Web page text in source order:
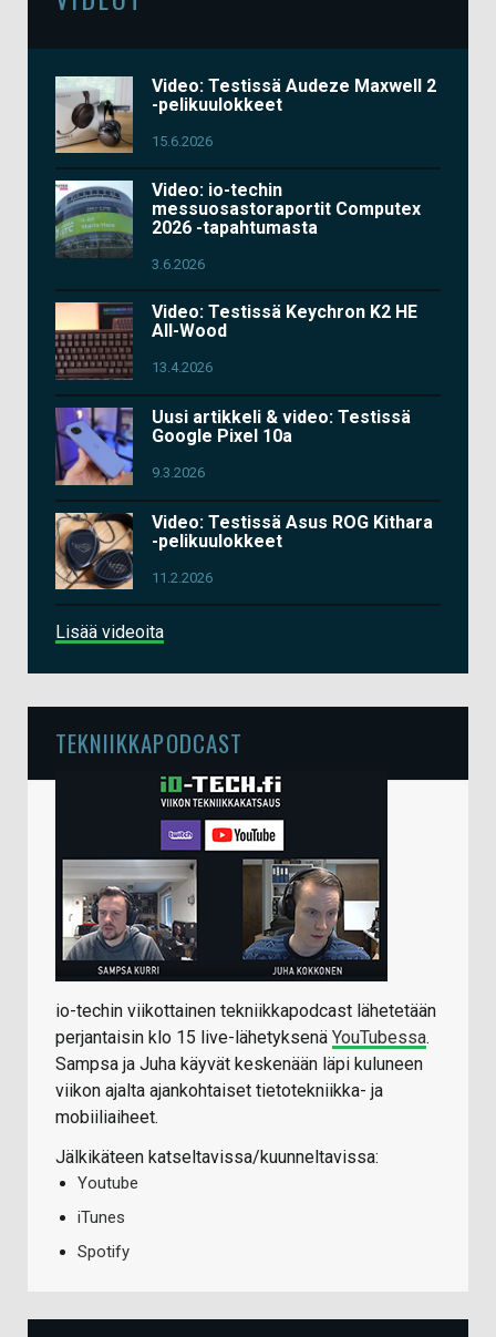
Video: Testissä Audeze Maxwell 2
-pelikuulokkeet
15.6.2026
Video: io-techin
messuosastoraportit Computex
2026 -tapahtumasta
3.6.2026
Video: Testissä Keychron K2 HE
All-Wood
13.4.2026
Uusi artikkeli & video: Testissä
Google Pixel 10a
9.3.2026
Video: Testissä Asus ROG Kithara
-pelikuulokkeet
11.2.2026
Lisää videoita
TEKNIIKKAPODCAST
io-techin viikottainen tekniikkapodcast lähetetään
perjantaisin klo 15 live-lähetyksenä YouTubessa.
Sampsa ja Juha käyvät keskenään läpi kuluneen
viikon ajalta ajankohtaiset tietotekniikka- ja
mobiiliaiheet.
Jälkikäteen katseltavissa/kuunneltavissa:
Youtube
iTunes
Spotify